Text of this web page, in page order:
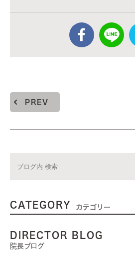
PREV
CATEGORY カテゴリー
DIRECTOR BLOG
院長ブログ